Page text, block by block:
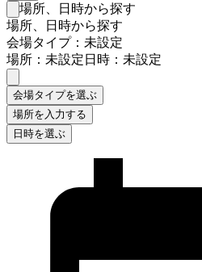
検索フォームを閉じる
場所、日時から探す
場所、日時から探す
会場タイプ：未設定
場所：未設定日時：未設定
会場タイプを選ぶ
場所を入力する
日時を選ぶ